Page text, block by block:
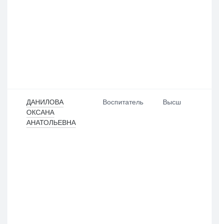
ДАНИЛОВА
ОКСАНА
АНАТОЛЬЕВНА
Воспитатель Высш